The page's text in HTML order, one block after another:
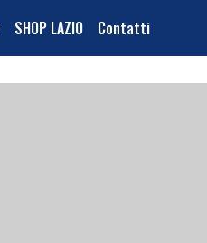
SHOP LAZIO Contatti